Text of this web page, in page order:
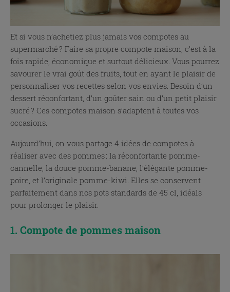
Et si vous n’achetiez plus jamais vos compotes au
supermarché ? Faire sa propre compote maison, c’est à la
fois rapide, économique et surtout délicieux. Vous pourrez
savourer le vrai goût des fruits, tout en ayant le plaisir de
personnaliser vos recettes selon vos envies. Besoin d’un
dessert réconfortant, d’un goûter sain ou d’un petit plaisir
sucré ? Ces compotes maison s’adaptent à toutes vos
occasions.
Aujourd’hui, on vous partage 4 idées de compotes à
réaliser avec des pommes : la réconfortante pomme-
cannelle, la douce pomme-banane, l’élégante pomme-
poire, et l’originale pomme-kiwi. Elles se conservent
parfaitement dans nos pots standards de 45 cl, idéals
pour prolonger le plaisir.
1. Compote de pommes maison